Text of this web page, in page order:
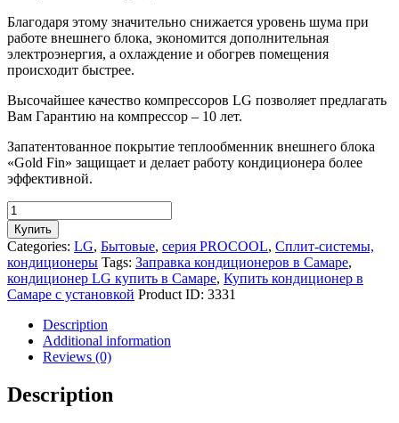
Благодаря этому значительно снижается уровень шума при
работе внешнего блока, экономится дополнительная
электроэнергия, а охлаждение и обогрев помещения
происходит быстрее.
Высочайшее качество компрессоров LG позволяет предлагать
Вам Гарантию на компрессор – 10 лет.
Запатентованное покрытие теплообменник внешнего блока
«Gold Fin» защищает и делает работу кондиционера более
эффективной.
Кондиционер
LG
B18TS.NSK/B18TS.UL2
quantity
Купить
Categories: LG, Бытовые, серия PROCOOL, Сплит-системы,
кондиционеры Tags: Заправка кондиционеров в Самаре,
кондиционер LG купить в Самаре, Купить кондиционер в
Самаре с установкой Product ID: 3331
Description
Additional information
Reviews (0)
Description